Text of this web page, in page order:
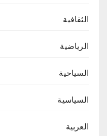
الثقافية
الرياضية
السياحية
السياسية
العربية